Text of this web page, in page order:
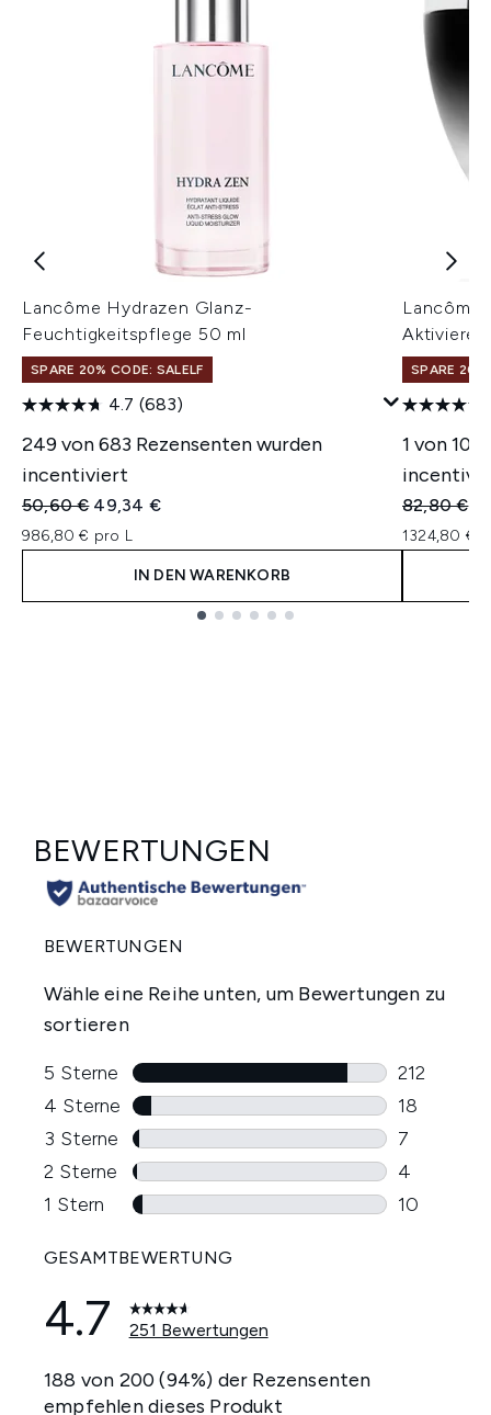
Lancôme Hydrazen Glanz-
Feuchtigkeitspflege 50 ml
SPARE 20% CODE: SALELF
4.7 (683)
249 von 683 Rezensenten wurden
incentiviert
Unverbindliche Preisempfehlung:
50,60 € Aktueller Preis:
49,34 €
986,80 € pro L
IN DEN WARENKORB
Lancôme
SPARE 20%
1 von
82,80 €
1324,80 €